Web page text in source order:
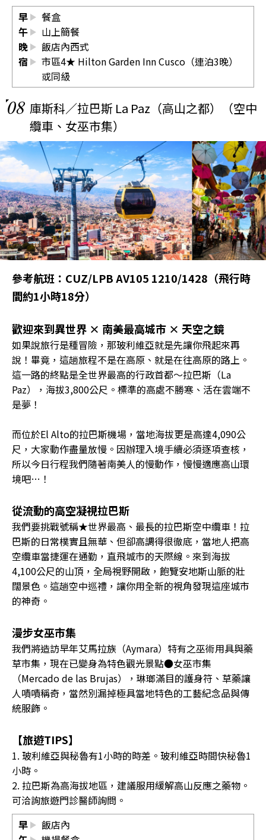
早
餐盒
午
山上簡餐
晚
飯店內西式
宿
市區4★ Hilton Garden Inn Cusco（連泊3晚）
或同級
08 庫斯科／拉巴斯 La Paz（高山之都）（空中
纜車、女巫市集）
參考航班：CUZ/LPB AV105 1210/1428（飛行時
間約1小時18分）
歡迎來到異世界 × 南美最高城市 × 天空之鏡
如果說旅行是種冒險，那玻利維亞就是先讓你飛起來再
說！畢竟，這趟旅程不是在高原、就是在往高原的路上。
這一路的終點是全世界最高的行政首都～拉巴斯（La
Paz），海拔3,800公尺。標準的高處不勝寒、活在雲端不
是夢！
而位於El Alto的拉巴斯機場，當地海拔更是高達4,090公
尺，大家動作盡量放慢。因辦理入境手續必須逐項查核，
所以今日行程我們隨著南美人的慢動作，慢慢適應高山環
境吧…！
從流動的高空凝視拉巴斯
我們要挑戰號稱★世界最高、最長的拉巴斯空中纜車！拉
巴斯的日常樸實且無華、但卻高調得很徹底，當地人把高
空纜車當捷運在通勤，直飛城市的天際線。來到海拔
4,100公尺的山頂，全局視野開啟，飽覽安地斯山脈的壯
闊景色。這趟空中巡禮，讓你用全新的視角發現這座城市
的神奇。
漫步女巫市集
我們將造訪早年艾馬拉族（Aymara）特有之巫術用具與藥
草市集，現在已變身為特色觀光景點●女巫市集
（Mercado de las Brujas），琳瑯滿目的護身符、草藥讓
人嘖嘖稱奇，當然別漏掉極具當地特色的工藝紀念品與傳
統服飾。
【旅遊TIPS】
1. 玻利維亞與秘魯有1小時的時差。玻利維亞時間快秘魯1
小時。
2. 拉巴斯為高海拔地區，建議服用緩解高山反應之藥物。
可洽詢旅遊門診醫師詢問。
早
飯店內